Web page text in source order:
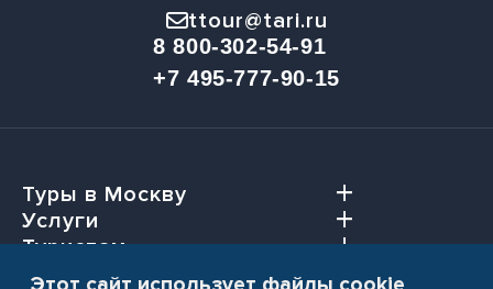
ttour@tari.ru
8 800-302-54-91
+7 495-777-90-15
Туры в Москву
Услуги
Туристам
Агентствам